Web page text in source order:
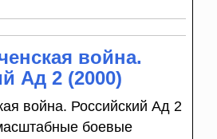
война.
Ад 2 (2000)
война. Российский Ад 2
боевые